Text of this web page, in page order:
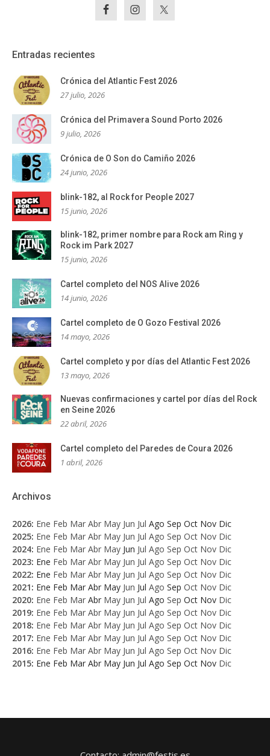
Entradas recientes
Crónica del Atlantic Fest 2026
27 julio, 2026
Crónica del Primavera Sound Porto 2026
9 julio, 2026
Crónica de O Son do Camiño 2026
24 junio, 2026
blink-182, al Rock for People 2027
15 junio, 2026
blink-182, primer nombre para Rock am Ring y
Rock im Park 2027
15 junio, 2026
Cartel completo del NOS Alive 2026
14 junio, 2026
Cartel completo de O Gozo Festival 2026
14 mayo, 2026
Cartel completo y por días del Atlantic Fest 2026
13 mayo, 2026
Nuevas confirmaciones y cartel por días del Rock
en Seine 2026
22 abril, 2026
Cartel completo del Paredes de Coura 2026
1 abril, 2026
Archivos
2026: Ene Feb Mar Abr May Jun Jul Ago Sep Oct Nov Dic
2025: Ene Feb Mar Abr May Jun Jul Ago Sep Oct Nov Dic
2024: Ene Feb Mar Abr May Jun Jul Ago Sep Oct Nov Dic
2023: Ene Feb Mar Abr May Jun Jul Ago Sep Oct Nov Dic
2022: Ene Feb Mar Abr May Jun Jul Ago Sep Oct Nov Dic
2021: Ene Feb Mar Abr May Jun Jul Ago Sep Oct Nov Dic
2020: Ene Feb Mar Abr May Jun Jul Ago Sep Oct Nov Dic
2019: Ene Feb Mar Abr May Jun Jul Ago Sep Oct Nov Dic
2018: Ene Feb Mar Abr May Jun Jul Ago Sep Oct Nov Dic
2017: Ene Feb Mar Abr May Jun Jul Ago Sep Oct Nov Dic
2016: Ene Feb Mar Abr May Jun Jul Ago Sep Oct Nov Dic
2015: Ene Feb Mar Abr May Jun Jul Ago Sep Oct Nov Dic